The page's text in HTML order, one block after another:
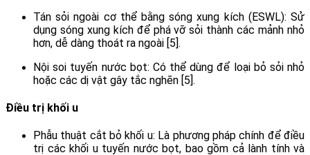
Tán sỏi ngoài cơ thể bằng sóng xung kích (ESWL): Sử
dụng sóng xung kích để phá vỡ sỏi thành các mảnh nhỏ
hơn, dễ dàng thoát ra ngoài [5].
Nội soi tuyến nước bọt: Có thể dùng để loại bỏ sỏi nhỏ
hoặc các dị vật gây tắc nghẽn [5].
Điều trị khối u
Phẫu thuật cắt bỏ khối u: Là phương pháp chính để điều
trị các khối u tuyến nước bọt, bao gồm cả lành tính và